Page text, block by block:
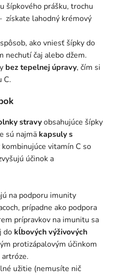
šípkového prášku, trochu
získate lahodný krémový
ako vniesť šípky do
nechutí čaj alebo džem.
bez tepelnej úpravy, čím si
C.
stravyobsahujúce šípky
sú najmä kapsuly s
vitamín C so
účinok a
na podporu imunity
prípadne ako podpora
prípravkov na imunitu sa
do kĺbových výživových
protizápalovým účinkom
užitie (nemusíte nič